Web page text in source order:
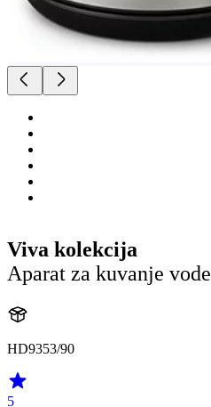
Viva kolekcija
Aparat za kuvanje vode
HD9353/90
5